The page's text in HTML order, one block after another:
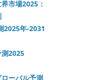
市場2025：
2025年-2031
2025
ーバル予測